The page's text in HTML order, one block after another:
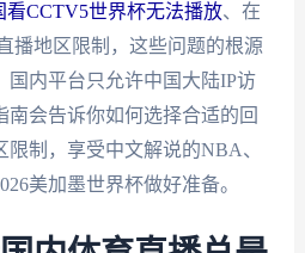
看CCTV5世界杯无法播放、在
播地区限制，这些问题的根源
国内平台只允许中国大陆IP访
南会告诉你如何选择合适的回
制，享受中文解说的NBA、
美加墨世界杯做好准备。